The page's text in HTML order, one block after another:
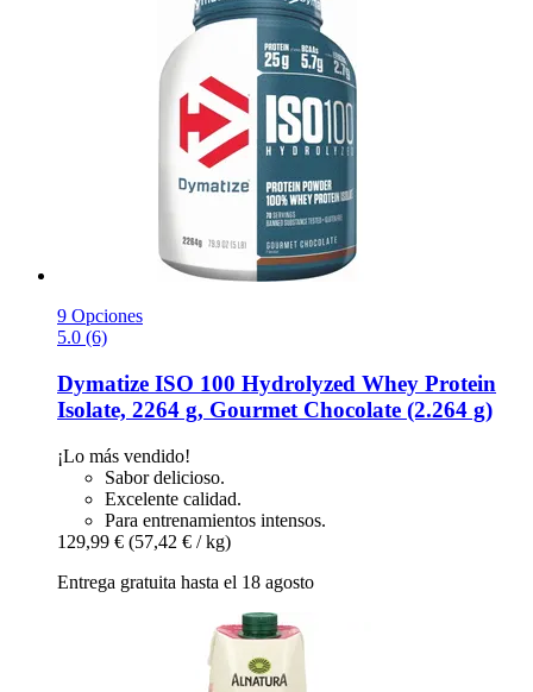
9 Opciones
5.0 (6)
Dymatize ISO 100 Hydrolyzed Whey Protein
Isolate, 2264 g, Gourmet Chocolate (2.264 g)
¡Lo más vendido!
Sabor delicioso.
Excelente calidad.
Para entrenamientos intensos.
129,99 € (57,42 € / kg)
Entrega gratuita hasta el 18 agosto